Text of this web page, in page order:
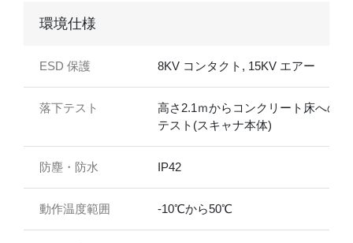
環境仕様
ESD 保護 8KV コンタクト, 15KV エアー
落下テスト
高さ2.1ｍからコンクリート床への落
テスト(スキャナ本体)
防塵・防水 IP42
動作温度範囲 -10℃から50℃